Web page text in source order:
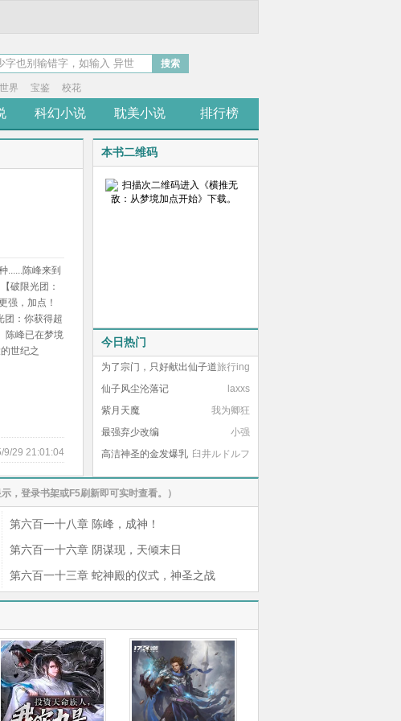
搜索
界 宝鉴 校花
科幻小说 耽美小说 排行榜
......陈峰来到
破限光团：
强，加点！
团：你获得超
陈峰已在梦境
世纪之
9/29 21:01:04
本书二维码
今日热门
旅行ing
为了宗门，只好献出仙子道
侣了
laxxs
仙子风尘沦落记
我为卿狂
紫月天魔
小强
最强弃少改编
臼井ルドルフ
高洁神圣的金发爆乳
肥臀熟女卡特丽娜学园长
，登录书架或F5刷新即可实时查看。）
第六百一十八章 陈峰，成神！
第六百一十六章 阴谋现，天倾末日
第六百一十三章 蛇神殿的仪式，神圣之战